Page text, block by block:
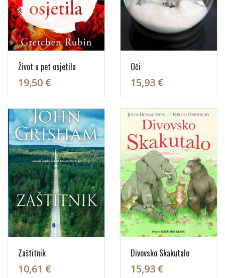
Život u pet osjetila
19,50 €
Oči
15,93 €
Zaštitnik
10,61 €
Divovsko Skakutalo
15,93 €